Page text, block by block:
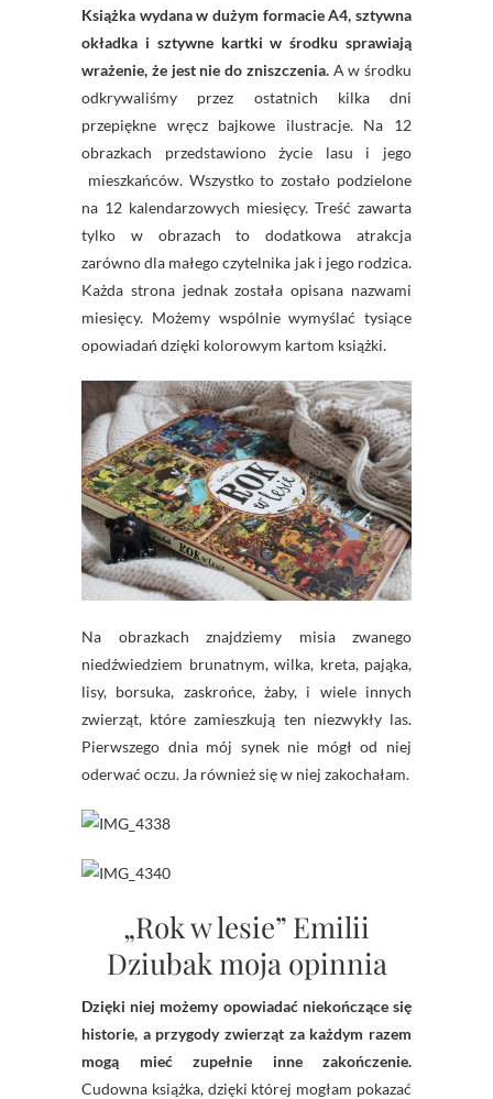
Książka wydana w dużym formacie A4, sztywna
okładka i sztywne kartki w środku sprawiają
wrażenie, że jest nie do zniszczenia.A w środku
odkrywaliśmy przez ostatnich kilka dni
przepiękne wręcz bajkowe ilustracje. Na 12
obrazkach przedstawiono życie lasu i jego
mieszkańców. Wszystko to zostało podzielone
na 12 kalendarzowych miesięcy. Treść zawarta
tylko w obrazach to dodatkowa atrakcja
zarówno dla małego czytelnika jak i jego rodzica.
Każda strona jednak została opisana nazwami
miesięcy. Możemy wspólnie wymyślać tysiące
opowiadań dzięki kolorowym kartom książki.
Na obrazkach znajdziemy misia zwanego
niedźwiedziem brunatnym, wilka, kreta, pająka,
lisy, borsuka, zaskrońce, żaby, i wiele innych
zwierząt, które zamieszkują ten niezwykły las.
Pierwszego dnia mój synek nie mógł od niej
oderwać oczu. Ja również się w niej zakochałam.
„Rok w lesie” Emilii
Dziubak moja opinnia
Dzięki niej możemy opowiadać niekończące się
historie, a przygody zwierząt za każdym razem
mogą mieć zupełnie inne zakończenie.
Cudowna książka, dzięki której mogłam pokazać